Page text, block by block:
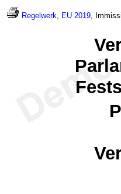
Regelwerk, EU 2019,